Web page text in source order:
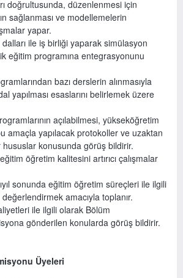
doğrultusunda, düzenlenmesi için
sağlanması ve modellemelerin
yapar.
ile iş birliği yaparak simülasyon
eğitim programına entegrasyonunu
bazı derslerin alınmasıyla
yapılması esaslarını belirlemek üzere
açılabilmesi, yükseköğretim
amaçla yapılacak protokoller ve uzaktan
konusunda görüş bildirir.
öğretim kalitesini artırıcı çalışmalar
sonunda eğitim öğretim süreçleri ile ilgili
amacıyla toplanır.
ile ilgili olarak Bölüm
gönderilen konularda görüş bildirir.
Üyeleri